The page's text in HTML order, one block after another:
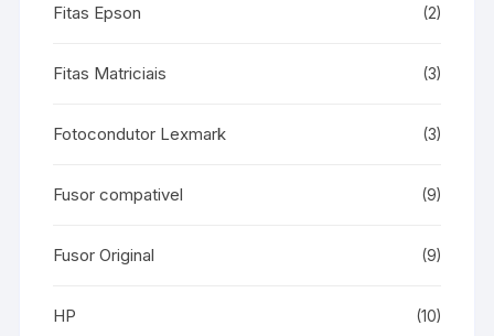
Fitas Epson (2)
Fitas Matriciais (3)
Fotocondutor Lexmark (3)
Fusor compativel (9)
Fusor Original (9)
HP (10)